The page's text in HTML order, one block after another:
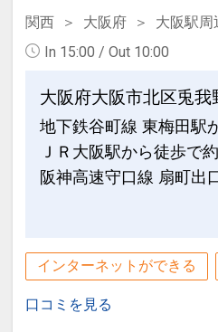
関西 大阪府 大阪駅周
In 15:00 / Out 10:00
大阪府大阪市北区兎我
地下鉄谷町線 東梅田駅
ＪＲ大阪駅から徒歩で
阪神高速守口線 扇町出
インターネットができる
口コミを見る